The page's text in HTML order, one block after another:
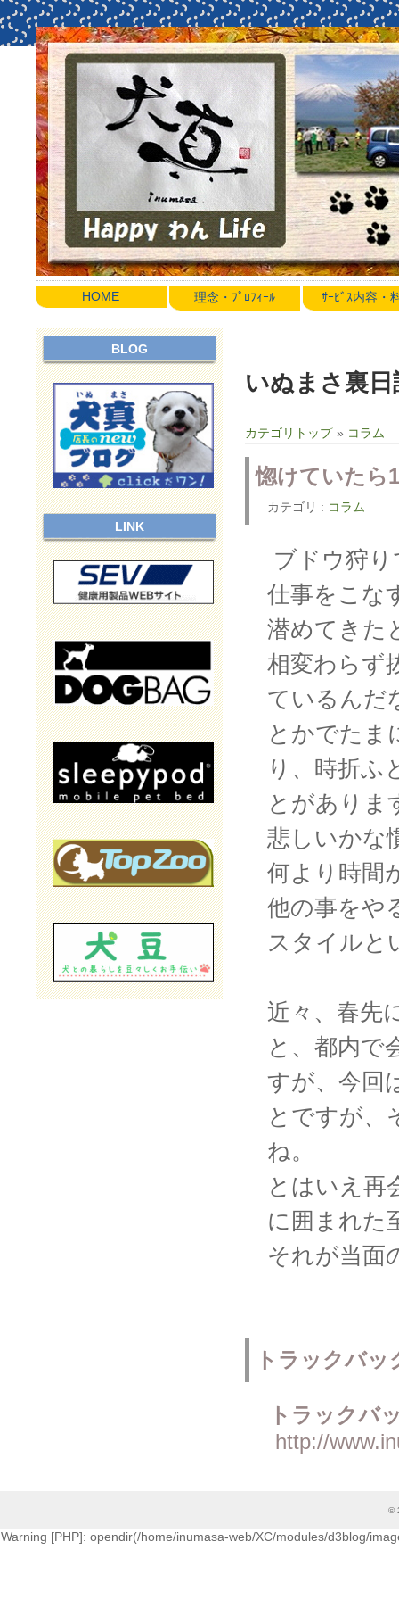
HOME 理念・ﾌﾟﾛﾌｨｰﾙ ｻｰﾋﾞｽ内容・
いぬまさ裏
カテゴリトップ » コラム
惚けていたら
カテゴリ : コラム
ブドウ狩
仕事をこな
潜めてきた
相変わらず
ているんだ
とかでたま
り、時折ふ
とがありま
悲しいかな
何より時間
他の事をや
スタイルと
近々、春先
と、都内で
すが、今回
とですが、
ね。
とはいえ再
に囲まれた
それが当面
トラックバッ
トラックバ
http://
BLOG
LINK
©
Warning [PHP]: opendir(/home/inumasa-web/XC/modules/d3blog/